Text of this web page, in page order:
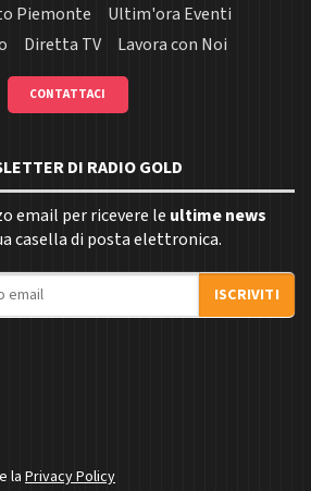
Piemonte
Ultim'ora Eventi
Diretta TV Lavora con Noi
CONTATTACI
DI RADIO GOLD
email per ricevere le ultime news
casella di posta elettronica.
ISCRIVITI
laPrivacy Policy